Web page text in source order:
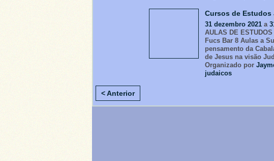
Cursos de Estudos
31 dezembro 2021 a
AULAS DE
Fucs Bar 8 Aulas a
pensamento da
de Jesus na visão
Organizado por
judaicos
< Anterior